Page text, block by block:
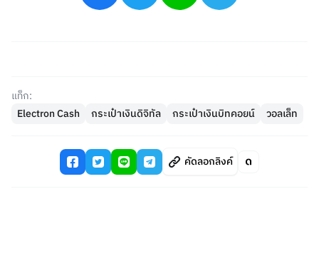
แท็ก:
Electron Cash
กระเป๋าเงินดิจิทัล กระเป๋าเงินบิทคอยน์ วอลเล็ท
คัดลอกลิงค์